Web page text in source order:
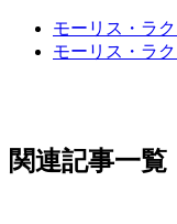
モーリス・ラ
モーリス・ラ
関連記事一覧